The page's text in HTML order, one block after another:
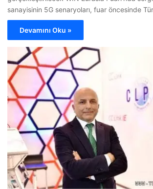
sanayisinin 5G senaryoları, fuar öncesinde
Devamını Oku »